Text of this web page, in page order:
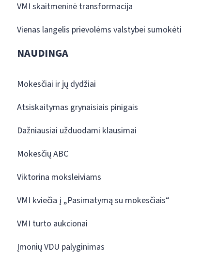
VMI skaitmeninė transformacija
Vienas langelis prievolėms valstybei sumokėti
NAUDINGA
Mokesčiai ir jų dydžiai
Atsiskaitymas grynaisiais pinigais
Dažniausiai užduodami klausimai
Mokesčių ABC
Viktorina moksleiviams
VMI kviečia į „Pasimatymą su mokesčiais“
VMI turto aukcionai
Įmonių VDU palyginimas